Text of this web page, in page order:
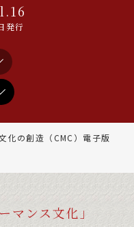
発行
化の創造（CMC）電子版
ンス文化」